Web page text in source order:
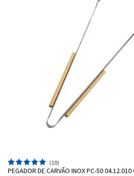
(10)
PEGADOR DE CARVÃO INOX PC-50 04.12.010